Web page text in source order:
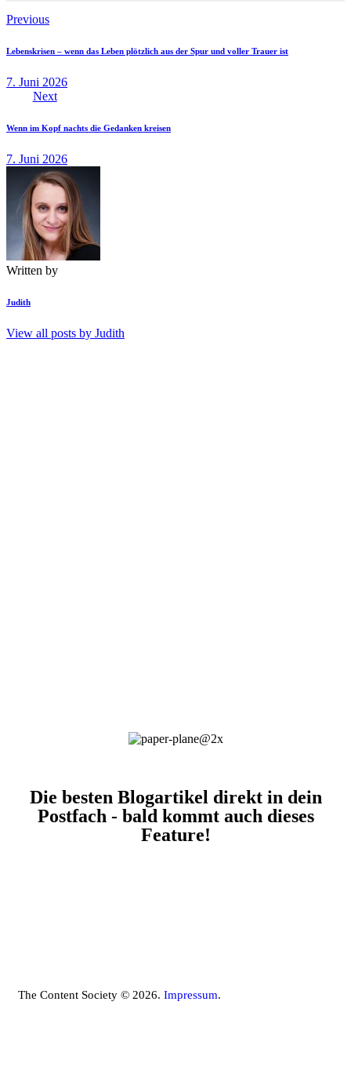
Previous
Lebenskrisen – wenn das Leben plötzlich aus der Spur und voller Trauer ist
7. Juni 2026
Next
Wenn im Kopf nachts die Gedanken kreisen
7. Juni 2026
Written by
Judith
View all posts by Judith
Die besten Blogartikel direkt in dein
Postfach - bald kommt auch dieses
Feature!
The Content Society © 2026. Impressum.